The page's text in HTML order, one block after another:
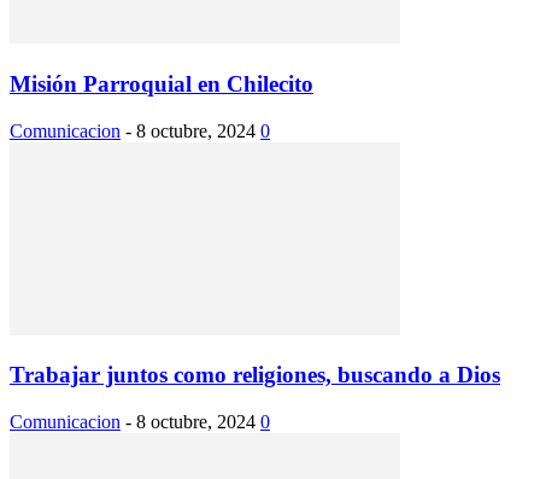
Misión Parroquial en Chilecito
Comunicacion - 8 octubre, 2024 0
Trabajar juntos como religiones, buscando a Dios
Comunicacion - 8 octubre, 2024 0